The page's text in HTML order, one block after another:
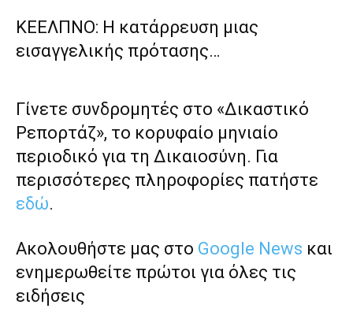
ΚΕΕΛΠΝΟ: Η κατάρρευση μιας
εισαγγελικής πρότασης…
Γίνετε συνδρομητές στο «Δικαστικό
Ρεπορτάζ», το κορυφαίο μηνιαίο
περιοδικό για τη Δικαιοσύνη. Για
περισσότερες πληροφορίες πατήστε
εδώ.
Ακολουθήστε μας στο Google News και
ενημερωθείτε πρώτοι για όλες τις
ειδήσεις